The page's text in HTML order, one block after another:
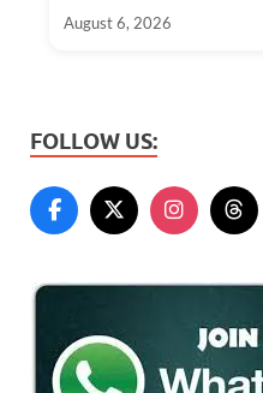
August 6, 2026
FOLLOW US: